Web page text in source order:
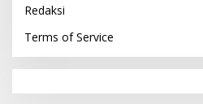
Redaksi
Terms of Service